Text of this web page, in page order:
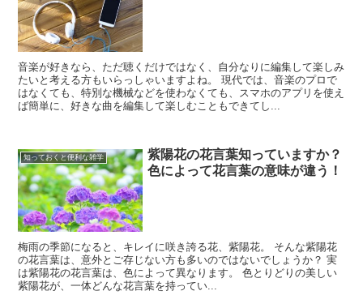
音楽が好きなら、ただ聴くだけではなく、自分なりに編集して楽しみ
たいと考える方もいらっしゃいますよね。 現代では、音楽のプロで
はなくても、特別な機械などを使わなくても、スマホのアプリを使え
ば簡単に、好きな曲を編集して楽しむこともできてし...
知っておくと便利な雑学
紫陽花の花言葉知っていますか？
色によって花言葉の意味が違う！
梅雨の季節になると、キレイに咲き誇る花、紫陽花。 そんな紫陽花
の花言葉は、意外とご存じない方も多いのではないでしょうか？ 実
は紫陽花の花言葉は、色によって異なります。 色とりどりの美しい
紫陽花が、一体どんな花言葉を持ってい...